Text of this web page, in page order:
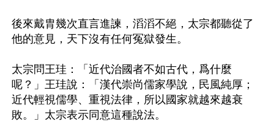
後來戴胄幾次直言進諫，滔滔不絕，太宗都聽從了
他的意見，天下沒有任何冤獄發生。
太宗問王珪：「近代治國者不如古代，爲什麼
呢？」王珪說：「漢代崇尚儒家學說，民風純厚；
近代輕視儒學、重視法律，所以國家就越來越衰
敗。」太宗表示同意這種說法。